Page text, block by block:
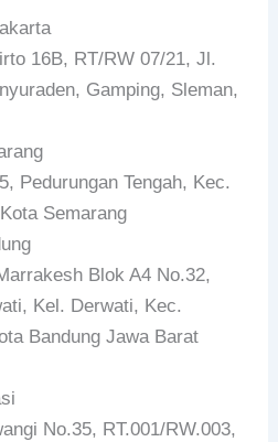
16B, RT/RW 07/21, Jl.
Gamping, Sleman,
Pedurungan Tengah, Kec.
Semarang
Blok A4 No.32,
Kel. Derwati, Kec.
Bandung Jawa Barat
No.35, RT.001/RW.003,